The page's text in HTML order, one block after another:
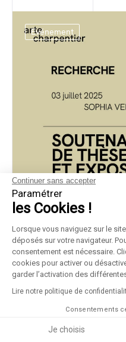
Evénement
Continuer sans accepter
Paramétrer
les Cookies !
Lorsque vous naviguez sur le
déposés sur votre navigateur.
consentement est nécessaire.
cookies pour activer ou
garder l’activation des
Lire notre politique de
Consentements
Je choisis